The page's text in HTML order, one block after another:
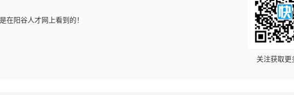
在阳谷人才网上看到的！
关注获取更